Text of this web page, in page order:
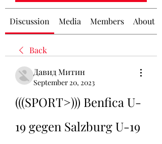
Discussion Media Members About
Back
Давид Митин
September 20, 2023
(((SPORT>))) Benfica U-
19 gegen Salzburg U-19